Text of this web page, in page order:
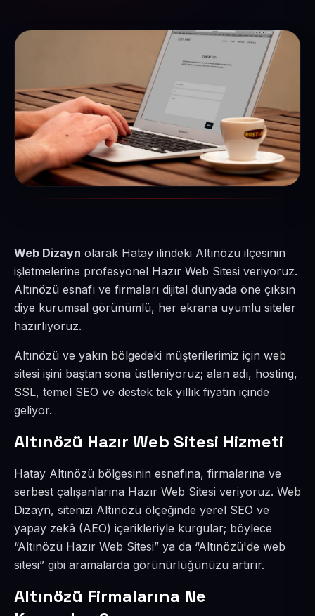
Web Dizayn olarak Hatay ilindeki Altınözü ilçesinin
işletmelerine profesyonel Hazır Web Sitesi veriyoruz.
Altınözü esnafı ve firmaları dijital dünyada öne çıksın
diye kurumsal görünümlü, her ekrana uyumlu siteler
hazırlıyoruz.
Altınözü ve yakın bölgedeki müşterilerimiz için web
sitesi işini baştan sona üstleniyoruz; alan adı, hosting,
SSL, temel SEO ve destek tek yıllık fiyatın içinde
geliyor.
Altınözü Hazır Web Sitesi Hizmeti
Hatay Altınözü bölgesinin esnafına, firmalarına ve
serbest çalışanlarına Hazır Web Sitesi veriyoruz. Web
Dizayn, sitenizi Altınözü ölçeğinde yerel SEO ve
yapay zekâ (AEO) içerikleriyle kurgular; böylece
“Altınözü Hazır Web Sitesi” ya da “Altınözü'de web
sitesi” gibi aramalarda görünürlüğünüzü artırır.
Altınözü Firmalarına Ne